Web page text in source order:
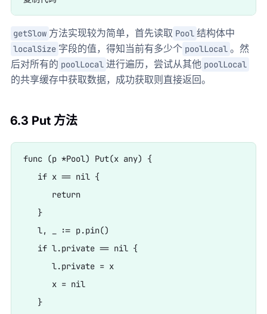
getSlow 方法实现较为简单，首先读取 Pool 结构体中
localSize 字段的值，得知当前有多少个 poolLocal 。然
后对所有的 poolLocal 进行遍历，尝试从其他 poolLocal
的共享缓存中获取数据，成功获取则直接返回。
6.3 Put 方法
func (p *Pool) Put(x any) {
   if x == nil {
      return
   }
   l, _ := p.pin()
   if l.private == nil {
      l.private = x
      x = nil
   }